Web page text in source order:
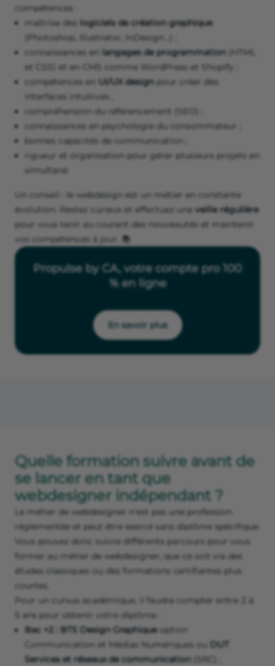
compétences :
maîtrise des logiciels de création graphique
(Photoshop, Illustrator, InDesign…) ;
connaissances en langages de programmation (HTML
et CSS) et en CMS comme WordPress et Shopify ;
compétences en UI/UX design pour créer des
interfaces intuitives ;
compréhension du référencement (SEO) ;
connaissances en psychologie du consommateur ;
bonnes capacités de communication ;
rigueur et organisation pour gérer plusieurs projets en
simultané.
Un conseil : le webdesign est un métier en constante
évolution. Restez curieux et effectuez une veille régulière
pour vous tenir au courant des nouveautés et maintenir
vos compétences à jour. 📚
Propulse by CA, votre compte pro 100
% en ligne
En savoir plus
Quelle formation suivre avant de
se lancer en tant que
webdesigner indépendant ?
Le métier de webdesigner n’est pas une profession
réglementée et peut être exercé sans diplôme spécifique.
Vous pouvez donc suivre différents parcours pour vous
former au métier de webdesigner, que ce soit via des
études classiques ou des formations certifiantes plus
courtes.
Pour un cursus académique, il faudra compter entre 2 à
5 ans pour obtenir votre diplôme :
Bac +2 : BTS Design Graphiqueoption
Communication et Médias Numériques ou
DUT
Services et réseaux de communication (SRC) ;